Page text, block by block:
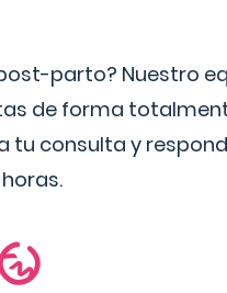
parto? Nuestro
de forma
consulta y